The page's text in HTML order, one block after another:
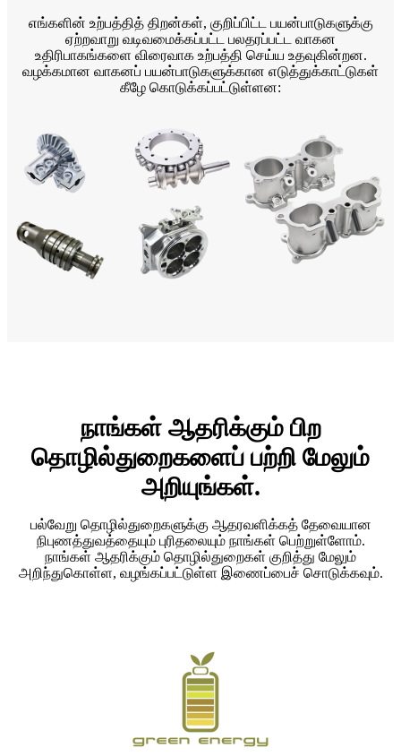
எங்களின் உற்பத்தித் திறன்கள், குறிப்பிட்ட பயன்பாடுகளுக்கு
ஏற்றவாறு வடிவமைக்கப்பட்ட பலதரப்பட்ட வாகன
உதிரிபாகங்களை விரைவாக உற்பத்தி செய்ய உதவுகின்றன.
வழக்கமான வாகனப் பயன்பாடுகளுக்கான எடுத்துக்காட்டுகள்
கீழே கொடுக்கப்பட்டுள்ளன:
நாங்கள் ஆதரிக்கும் பிற
தொழில்துறைகளைப் பற்றி மேலும்
அறியுங்கள்.
பல்வேறு தொழில்துறைகளுக்கு ஆதரவளிக்கத் தேவையான
நிபுணத்துவத்தையும் புரிதலையும் நாங்கள் பெற்றுள்ளோம்.
நாங்கள் ஆதரிக்கும் தொழில்துறைகள் குறித்து மேலும்
அறிந்துகொள்ள, வழங்கப்பட்டுள்ள இணைப்பைச் சொடுக்கவும்.